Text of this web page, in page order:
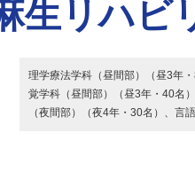
生リハビ
理学療法学科（昼間部）（昼3年
覚学科（昼間部）（昼3年・40名
（夜間部）（夜4年・30名）、